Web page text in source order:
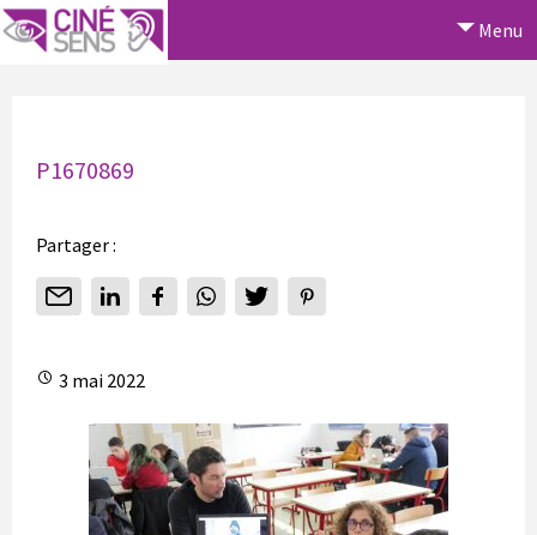
Menu
P1670869
Partager :
3 mai 2022